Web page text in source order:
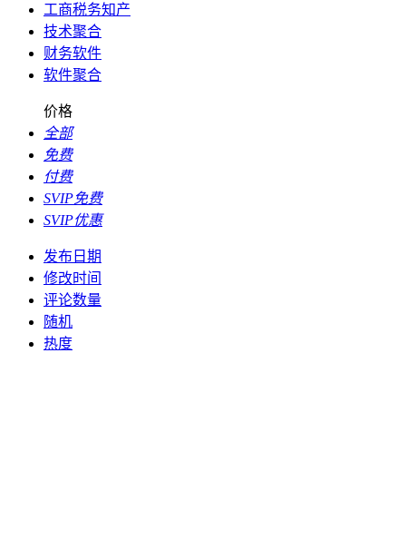
工商税务知产
技术聚合
财务软件
软件聚合
价格
全部
免费
付费
SVIP免费
SVIP优惠
发布日期
修改时间
评论数量
随机
热度